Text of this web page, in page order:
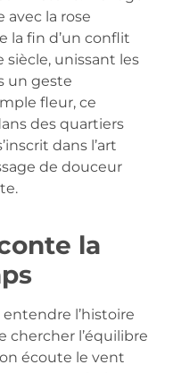
avec la rose
la fin d’un conflit
siècle, unissant les
un geste
fleur, ce
des quartiers
dans l’art
de douceur
la
entendre l’histoire
chercher l’équilibre
écoute le vent